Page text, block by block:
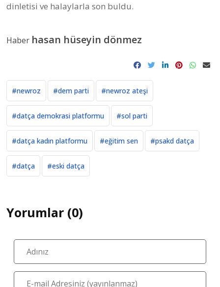
dinletisi ve halaylarla son buldu.
Haber hasan hüseyin dönmez
#newroz #dem parti #newroz ateşi
#datça demokrasi platformu #sol parti
#datça kadın platformu #eğitim sen #psakd datça
#datça #eski datça
Yorumlar (0)